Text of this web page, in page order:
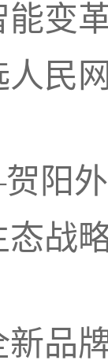
变
民
阳
战
品